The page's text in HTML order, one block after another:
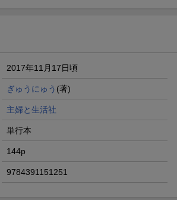
2017年11月17日頃
ぎゅうにゅう (著)
主婦と生活社
単行本
144p
9784391151251